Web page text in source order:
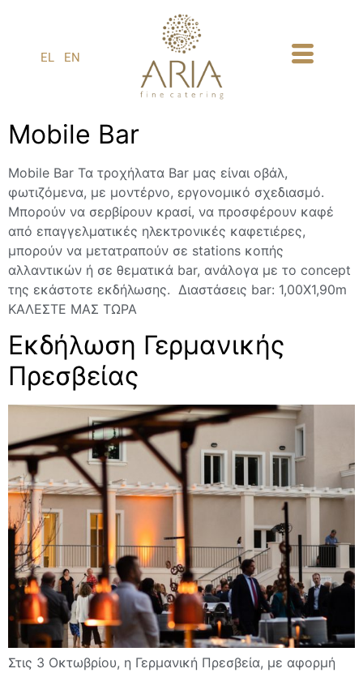
EL EN
Mobile Bar
Mobile Bar Τα τροχήλατα Bar μας είναι οβάλ,
φωτιζόμενα, με μοντέρνο, εργονομικό σχεδιασμό.
Μπορούν να σερβίρουν κρασί, να προσφέρουν καφέ
από επαγγελματικές ηλεκτρονικές καφετιέρες,
μπορούν να μετατραπούν σε stations κοπής
αλλαντικών ή σε θεματικά bar, ανάλογα με το concept
της εκάστοτε εκδήλωσης. Διαστάσεις bar: 1,00Χ1,90m
ΚΑΛΕΣΤΕ ΜΑΣ ΤΩΡΑ
Εκδήλωση Γερμανικής
Πρεσβείας
Στις 3 Οκτωβρίου, η Γερμανική Πρεσβεία, με αφορμή